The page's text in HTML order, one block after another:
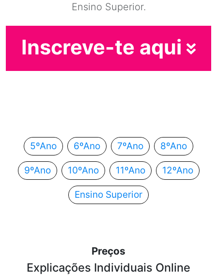
Ensino Superior.
Inscreve-te aqui
5ºAno 6ºAno 7ºAno 8ºAno
9ºAno 10ºAno 11ºAno 12ºAno
Ensino Superior
Preços
Explicações Individuais Online